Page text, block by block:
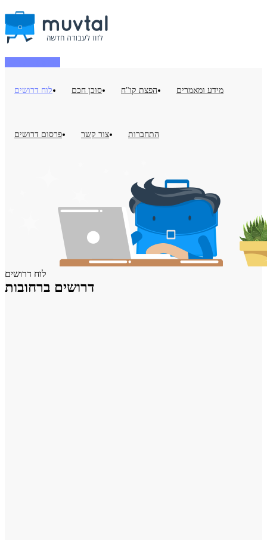
לוח דרושים סוכן חכם הפצת קו"ח מידע ומאמרים
פרסום דרושים צור קשר התחברות
לוח דרושים
דרושים ברחובות